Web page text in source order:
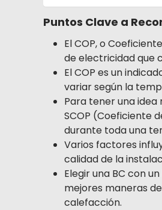
Puntos Clave a
El COP, o
de electricidad que
El COP es un
variar según la
Para tener una
SCOP (Coeficiente
durante toda una
Varios factores
calidad de la
Elegir una BC con
mejores maneras
calefacción.